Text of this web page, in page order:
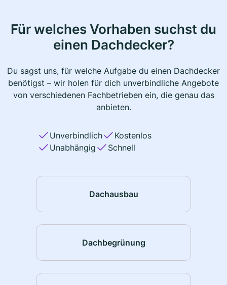
Für welches Vorhaben suchst du
einen Dachdecker?
Du sagst uns, für welche Aufgabe du einen Dachdecker
benötigst – wir holen für dich unverbindliche Angebote
von verschiedenen Fachbetrieben ein, die genau das
anbieten.
Unverbindlich
Kostenlos
Unabhängig
Schnell
Dachausbau
Dachbegrünung